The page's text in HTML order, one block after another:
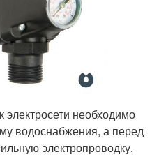
необходимо
водоснабжения, а перед
электропроводку.